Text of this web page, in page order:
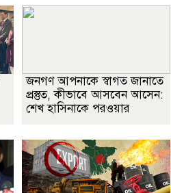
জনগণ আপনাকে স্বাগত জানাতে
প্রস্তুত, কীভাবে আসবেন আসেন:
শেখ হাসিনাকে পরওয়ার